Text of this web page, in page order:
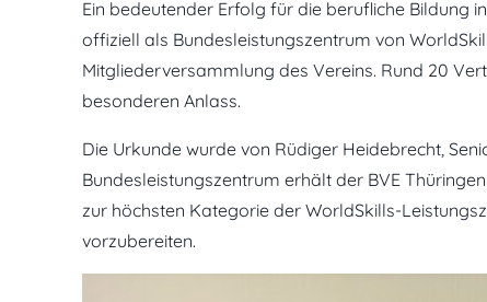
Ein bedeutender Erfolg für die berufliche Bildung
offiziell als Bundesleistungszentrum von
Mitgliederversammlung des Vereins. Rund 20
besonderen Anlass.
Die Urkunde wurde von Rüdiger Heidebrecht,
Bundesleistungszentrum erhält der BVE
zur höchsten Kategorie der WorldSkills-
vorzubereiten.